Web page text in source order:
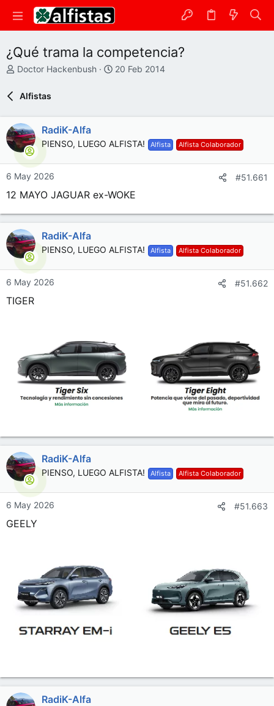
¿Qué trama la competencia?
A
r
Doctor Hackenbush
F
a
e
i
n
i
20 Feb 2014
Alfistas
RadiK-Alfa
PIENSO, LUEGO ALFISTA! Alfista Alfista Colaborador
6 May 2026 #51.661
12 MAYO JAGUAR ex-WOKE
RadiK-Alfa
PIENSO, LUEGO ALFISTA! Alfista Alfista Colaborador
6 May 2026 #51.662
TIGER
RadiK-Alfa
PIENSO, LUEGO ALFISTA! Alfista Alfista Colaborador
6 May 2026 #51.663
GEELY
RadiK-Alfa